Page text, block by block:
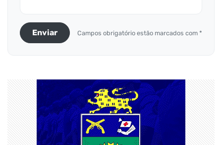
Enviar Campos obrigatório estão marcados com *